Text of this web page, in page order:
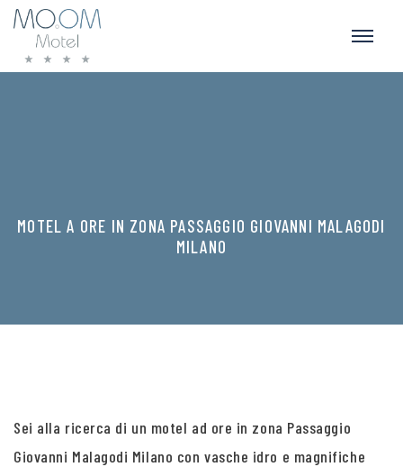
MOTEL A ORE IN ZONA PASSAGGIO GIOVANNI MALAGODI
MILANO
Sei alla ricerca di un motel ad ore in zona Passaggio
Giovanni Malagodi Milano con vasche idro e magnifiche